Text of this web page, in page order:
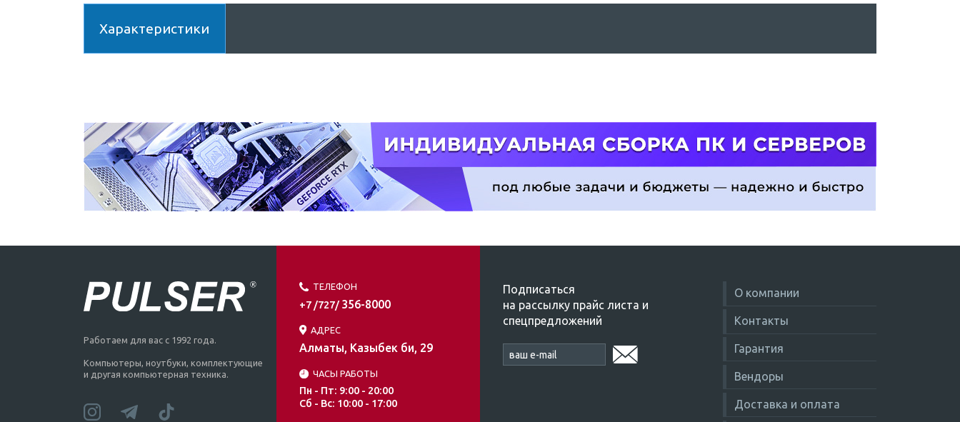
Характеристики
Работаем для вас с 1992 года.
Компьютеры, ноутбуки, комплектующие
и другая компьютерная техника.
ТЕЛЕФОН
+7 /727/ 356-8000
АДРЕС
Алматы, Казыбек би, 29
ЧАСЫ РАБОТЫ
Пн - Пт: 9:00 - 20:00
Сб - Вс: 10:00 - 17:00
Подписаться
на рассылку прайс листа и
спецпредложений
О компании
Контакты
Гарантия
Вендоры
Доставка и оплата